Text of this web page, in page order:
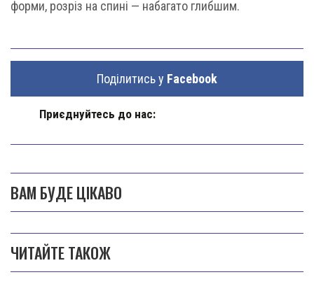
форми, розріз на спині — набагато глибшим.
Поділитись у Facebook
Приєднуйтесь до нас:
ВАМ БУДЕ ЦІКАВО
ЧИТАЙТЕ ТАКОЖ